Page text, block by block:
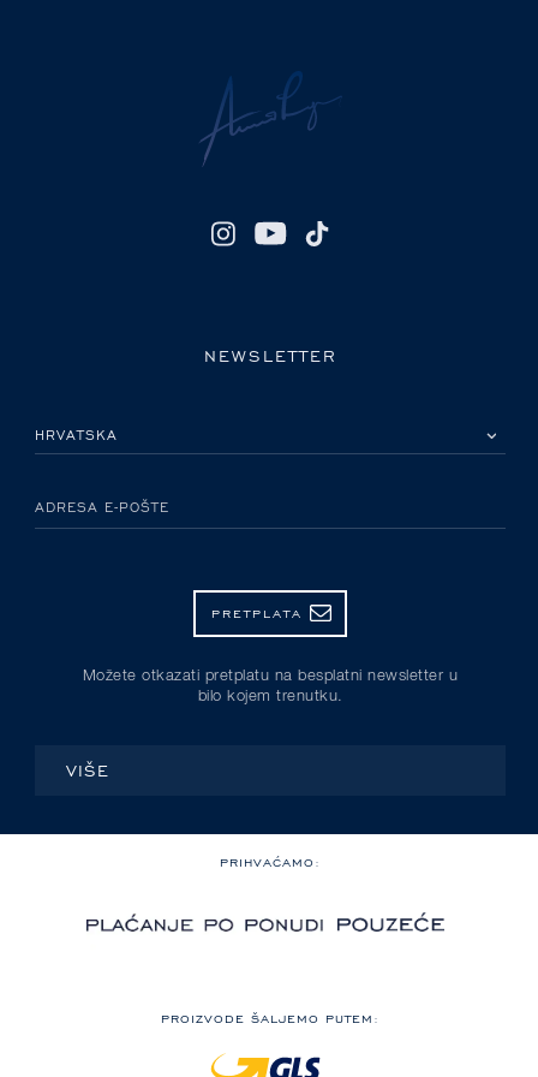
NEWSLETTER
ADRESA E-POŠTE
PRETPLATA
Možete otkazati pretplatu na besplatni newsletter u
bilo kojem trenutku.
VIŠE
PRIHVAĆAMO:
PROIZVODE ŠALJEMO PUTEM: